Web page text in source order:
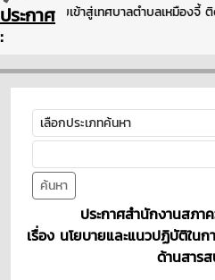
ประกาศ
:
ต้อนรับเข้าสู่เทศบาลตำบลเหมืองจี้ ติด
ค้นหา
ประกาศสำนักงานสภา
เรื่อง นโยบายและแนวปฏิบัติใน
ด้านสาร